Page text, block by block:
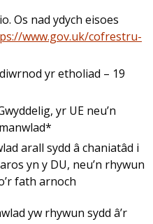
Os nad ydych eisoes
www.gov.uk/cofrestru-
yr etholiad – 19
yr UE neu’n
arall sydd â chaniatâd i
yn y DU, neu’n rhywun
fath arnoch
yw rhywun sydd â’r